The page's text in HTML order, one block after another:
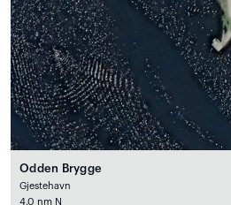
Odden Brygge
Gjestehavn
4.0 nm N